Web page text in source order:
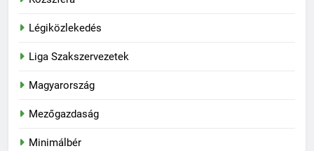
Légiközlekedés
Liga Szakszervezetek
Magyarország
Mezőgazdaság
Minimálbér